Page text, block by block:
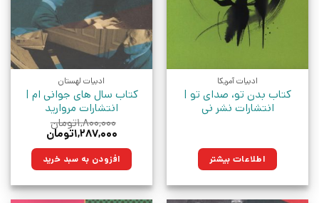
ادبیات آمریکا
کتاب بدن تو، صدای تو |
انتشارات نشر نی
اطلاعات بیشتر
ادبیات لهستان
کتاب سال های جوانی ام |
انتشارات مروارید
۱,۸۰۰,۰۰۰تومان
قیمت
۱,۸۰۰,۰۰۰تومان
بود.
۱,۲۸۷,۰۰۰تومان
۱,۲۸۷,۰۰۰تومان.افزودن به سبد خرید